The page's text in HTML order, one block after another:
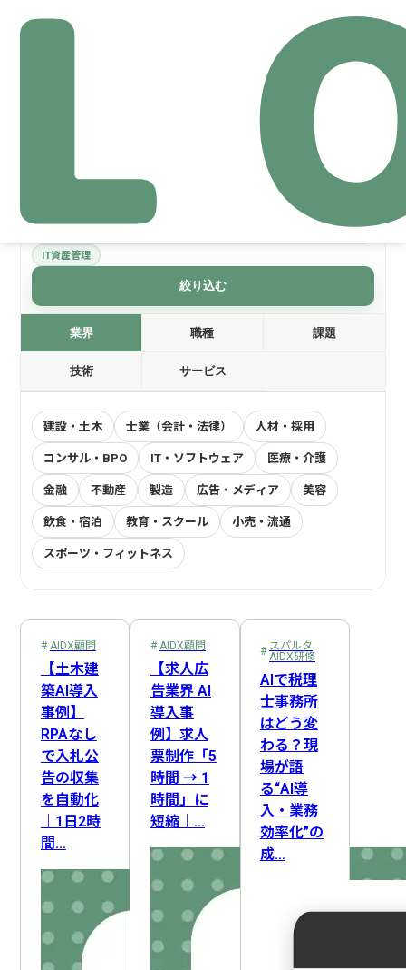
IT資産管理
絞り込む
業界 職種 課題
技術 サービス
建設・土木 士業（会計・法律） 人材・採用
コンサル・BPO IT・ソフトウェア 医療・介護
金融 不動産 製造 広告・メディア 美容
飲食・宿泊 教育・スクール 小売・流通
スポーツ・フィットネス
マーケティング サロンオーナー 人事
DX推進担当 管理職
カスタマーサポート 情報システム 製造・納品管理
物流・配送 歯科衛生士 医療従事者
訪問サービス担当 IT・コンサル
売上管理 事前準備
新人教育 複数店舗管理 資金管理
ヒヤリーハット検知 DX推進体制構築 後追い
請求・支払 ナレッジ管理 全社DX方針策定
広告・制作 決算・報告 属人化解消 ノウハウ継承
SNS運用 問い合わせ対応 業務効率化 方向性選定
ライティング FAQ・ナレッジ作成 要件定義
ロードマップ策定 顧客管理 顧客情報整理
DX推進 業務改善 アフターフォロー AI人材育成
採用活動 IT資産管理 AIリテラシー向上 社員管理
セキュリティ対応 組織変革
LINE API AI戦略策定
Claude Google Cloud 音声認識AI
NotebookLM 生成AI プロンプトエンジニアリング
Google Apps Script ChatGPT Gemini
Google Workspace Google Workflows
AIDX顧問
【土木建
築AI導入
事例】
RPAなし
で入札公
告の収集
を自動化
｜1日2時
間…
AIDX顧問
【求人広
告業界 AI
導入事
例】求人
票制作「5
時間 → 1
時間」に
短縮｜…
スパルタ
AIDX研修
AIで税理
士事務所
はどう変
わる？現
場が語
る“AI導
入・業務
効率化”の
成…